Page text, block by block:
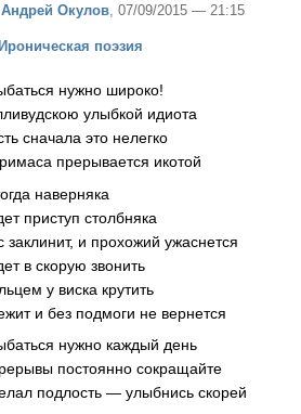
Андрей Окулов , 07/09/2015 — 21:15
Ироническая поэзия
нужно широко!
улыбкой идиота
сначала это нелегко
прерывается икотой
наверняка
приступ столбняка
заклинит, и прохожий ужаснется
в скорую звонить
у виска крутить
и без подмоги не вернется
нужно каждый день
постоянно сокращайте
подлость — улыбнись скорей